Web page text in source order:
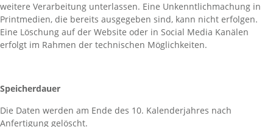
weitere Verarbeitung unterlassen. Eine Unkenntlichmachung in
Printmedien, die bereits ausgegeben sind, kann nicht erfolgen.
Eine Löschung auf der Website oder in Social Media Kanälen
erfolgt im Rahmen der technischen Möglichkeiten.
Speicherdauer
Die Daten werden am Ende des 10. Kalenderjahres nach
Anfertigung gelöscht.